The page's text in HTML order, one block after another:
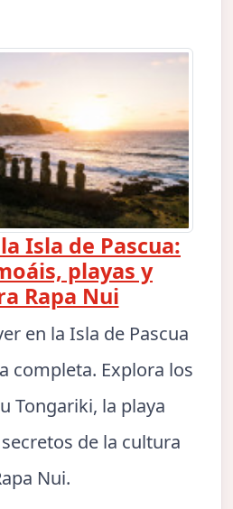
Isla de Pascua:
playas y
Rapa Nui
en la Isla de Pascua
completa. Explora los
Tongariki, la playa
de la cultura
Nui.